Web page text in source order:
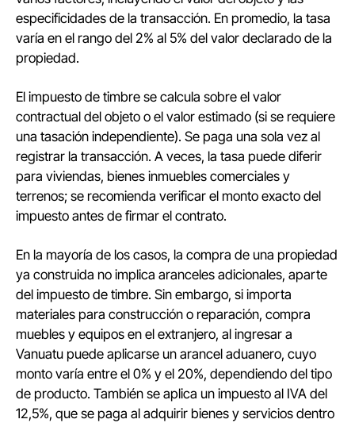
especificidades de la transacción. En promedio, la tasa
varía en el rango del 2% al 5% del valor declarado de la
propiedad.
El impuesto de timbre se calcula sobre el valor
contractual del objeto o el valor estimado (si se requiere
una tasación independiente). Se paga una sola vez al
registrar la transacción. A veces, la tasa puede diferir
para viviendas, bienes inmuebles comerciales y
terrenos; se recomienda verificar el monto exacto del
impuesto antes de firmar el contrato.
En la mayoría de los casos, la compra de una propiedad
ya construida no implica aranceles adicionales, aparte
del impuesto de timbre. Sin embargo, si importa
materiales para construcción o reparación, compra
muebles y equipos en el extranjero, al ingresar a
Vanuatu puede aplicarse un arancel aduanero, cuyo
monto varía entre el 0% y el 20%, dependiendo del tipo
de producto. También se aplica un impuesto al IVA del
12,5%, que se paga al adquirir bienes y servicios dentro